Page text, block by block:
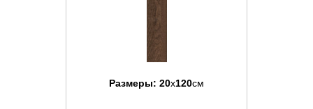
Размеры: 20x120см